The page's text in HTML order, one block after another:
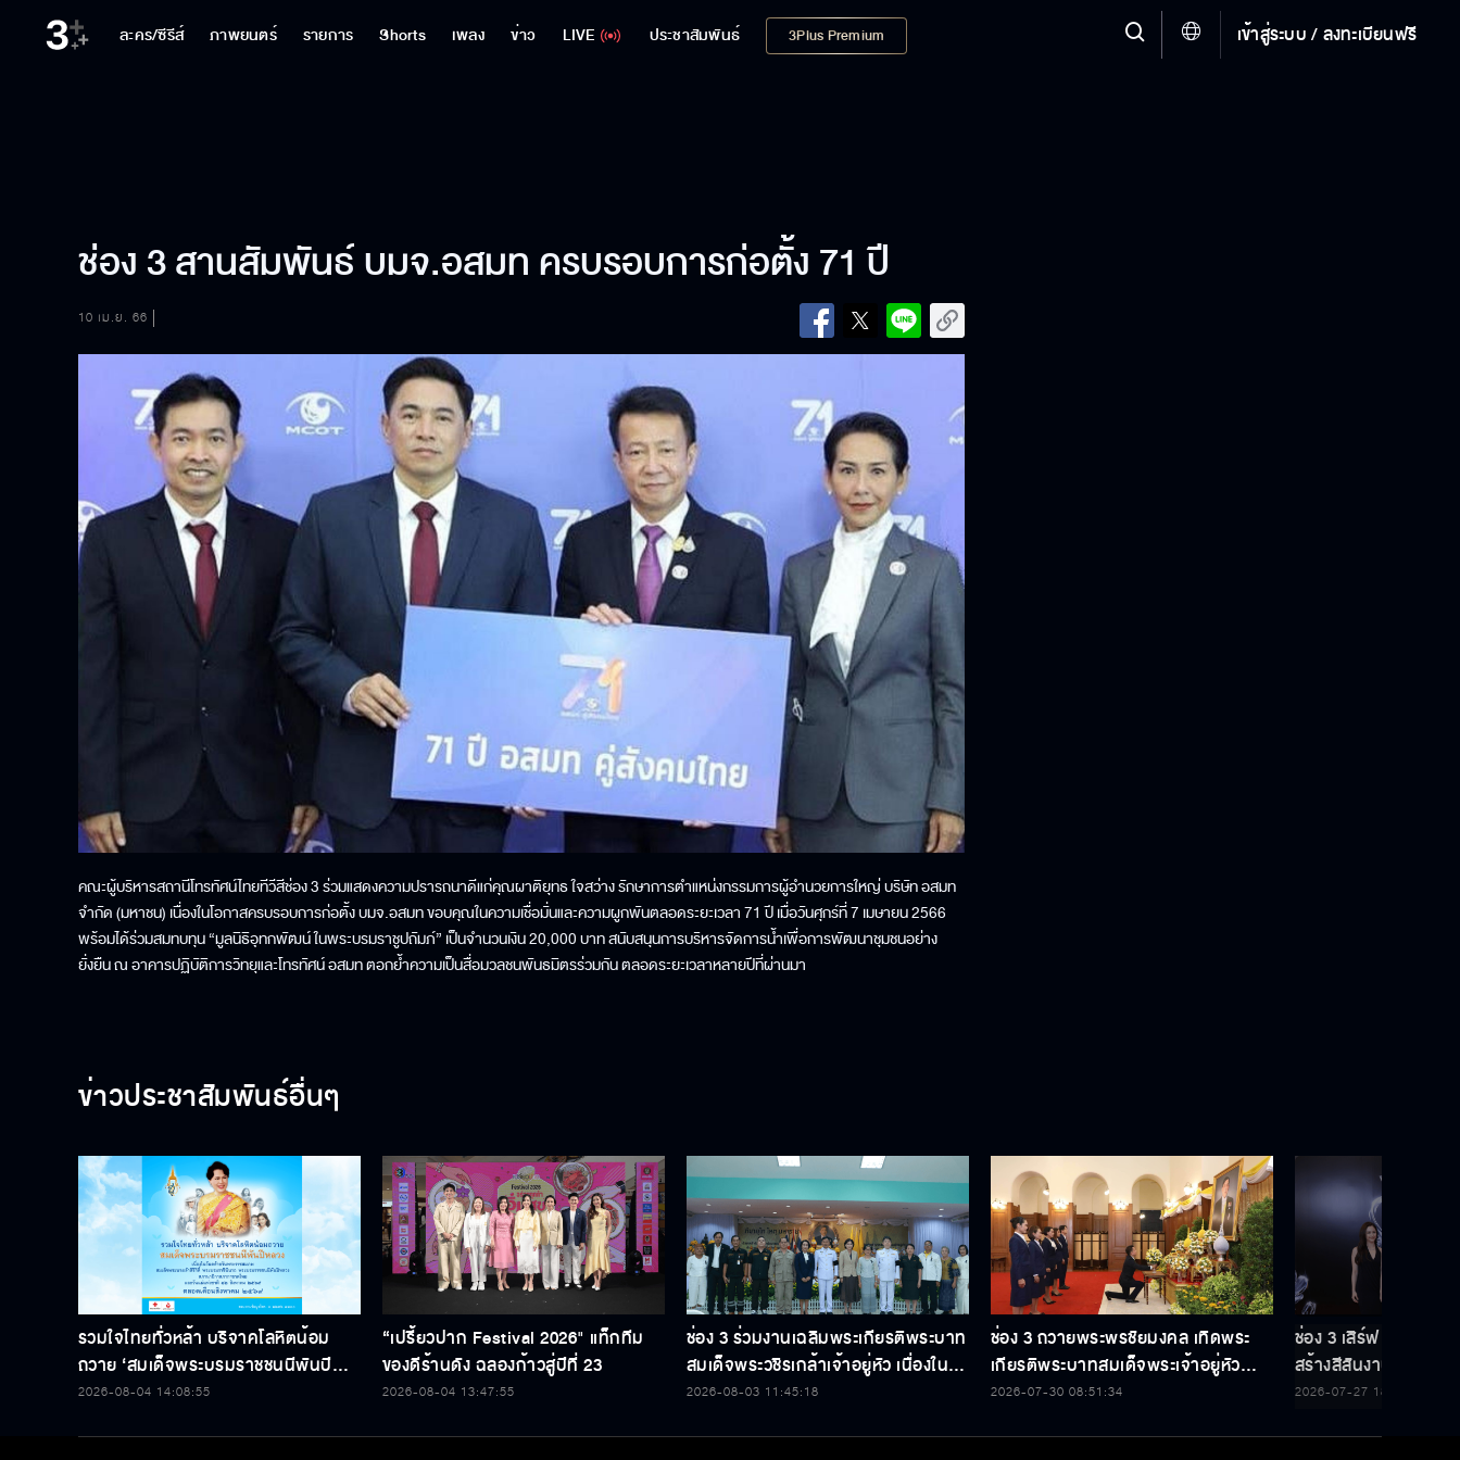
ละคร/ซีรีส์ ภาพยนตร์ รายการ Shorts เพลง ข่าว LIVE ประชาสัมพันธ์ 3Plus Premium เข้าสู่ระบบ / ลงทะเบียนฟรี
ช่อง 3 สานสัมพันธ์ บมจ.อสมท ครบรอบการก่อตั้ง 71 ปี
10 เม.ย. 66
คณะผู้บริหารสถานีโทรทัศน์ไทยทีวีสีช่อง 3 ร่วมแสดงความปรารถนาดีแก่คุณผาติยุทธ ใจสว่าง รักษาการตำแหน่งกรรมการผู้อำนวยการใหญ่ บริษัท อสมท
จำกัด (มหาชน) เนื่องในโอกาสครบรอบการก่อตั้ง บมจ.อสมท ขอบคุณในความเชื่อมั่นและความผูกพันตลอดระยะเวลา 71 ปี เมื่อวันศุกร์ที่ 7 เมษายน 2566
พร้อมได้ร่วมสมทบทุน “มูลนิธิอุทกพัฒน์ ในพระบรมราชูปถัมภ์” เป็นจำนวนเงิน 20,000 บาท สนับสนุนการบริหารจัดการน้ำเพื่อการพัฒนาชุมชนอย่าง
ยั่งยืน ณ อาคารปฏิบัติการวิทยุและโทรทัศน์ อสมท ตอกย้ำความเป็นสื่อมวลชนพันธมิตรร่วมกัน ตลอดระยะเวลาหลายปีที่ผ่านมา
ข่าวประชาสัมพันธ์อื่นๆ
รวมใจไทยทั่วหล้า บริจาคโลหิตน้อม
ถวาย ‘สมเด็จพระบรมราชชนนีพันปี
หลวง’ พร้อมรับตราไปรษณียากรที่
2026-08-04 14:08:55
“เปรี้ยวปาก Festival 2026" แท็กทีม
ของดีร้านดัง ฉลองก้าวสู่ปีที่ 23
2026-08-04 13:47:55
ช่อง 3 ร่วมงานเฉลิมพระเกียรติพระบาท
สมเด็จพระวชิรเกล้าเจ้าอยู่หัว เนื่องใน
โอกาสวันเฉลิมพระชนมพรรษา 74
2026-08-03 11:45:18
ช่อง 3 ถวายพระพรชัยมงคล เทิดพระ
เกียรติพระบาทสมเด็จพระเจ้าอยู่หัว
เนื่องในโอกาสวันเฉลิมพระชนมพรรษา
2026-07-30 08:51:34
ช่อง 3 เสิร์ฟ 5 นักแสด
สร้างสีสันงานประกาศ
THAILAND Y
2026-07-27 18:35:22